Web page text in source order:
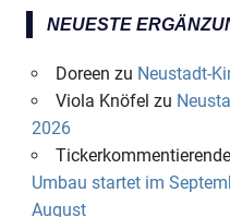
NEUESTE
Doreen zu Neustadt-
Viola Knöfel zu
2026
Umbau startet im
August